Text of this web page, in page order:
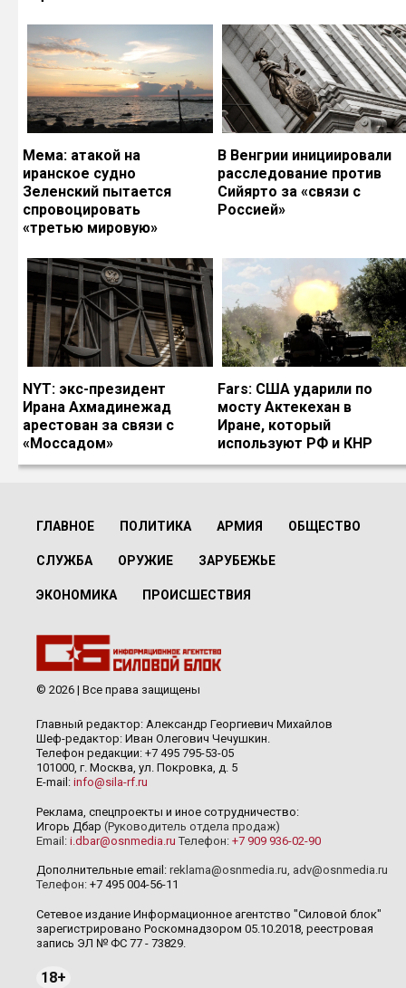
Мема: атакой на
иранское судно
Зеленский пытается
спровоцировать
«третью мировую»
В Венгрии инициировали
расследование против
Сийярто за «связи с
Россией»
NYT: экс-президент
Ирана Ахмадинежад
арестован за связи с
«Моссадом»
Fars: США ударили по
мосту Актекехан в
Иране, который
используют РФ и КНР
ГЛАВНОЕ ПОЛИТИКА АРМИЯ ОБЩЕСТВО
СЛУЖБА ОРУЖИЕ ЗАРУБЕЖЬЕ
ЭКОНОМИКА ПРОИСШЕСТВИЯ
© 2026 | Все права защищены
Главный редактор: Александр Георгиевич Михайлов
Шеф-редактор: Иван Олегович Чечушкин.
Телефон редакции: +7 495 795-53-05
101000, г. Москва, ул. Покровка, д. 5
E-mail: info@sila-rf.ru
Реклама, спецпроекты и иное сотрудничество:
Игорь Дбар (Руководитель отдела продаж)
Email: i.dbar@osnmedia.ru Телефон: +7 909 936-02-90
Дополнительные email: reklama@osnmedia.ru, adv@osnmedia.ru
Телефон: +7 495 004-56-11
Сетевое издание Информационное агентство "Силовой блок"
зарегистрировано Роскомнадзором 05.10.2018, реестровая
запись ЭЛ № ФС 77 - 73829.
18+